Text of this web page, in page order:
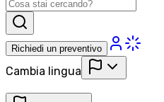
Richiedi un preventivo
Cambia lingua